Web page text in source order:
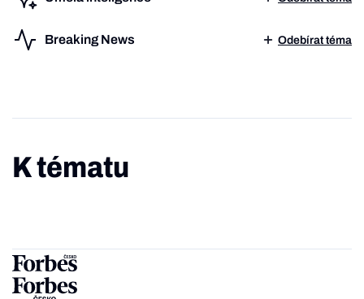
Breaking News Odebírat téma
K tématu